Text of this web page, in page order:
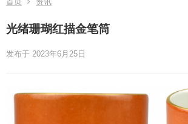
光绪珊瑚红描金笔筒
发布于 2023年6月25日